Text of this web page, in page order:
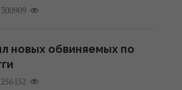
300909
новых обвиняемых по
256152